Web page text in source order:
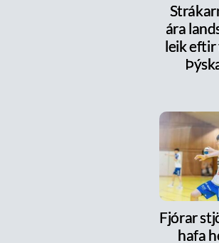
ára
leik eftir
Fjórar
hafa